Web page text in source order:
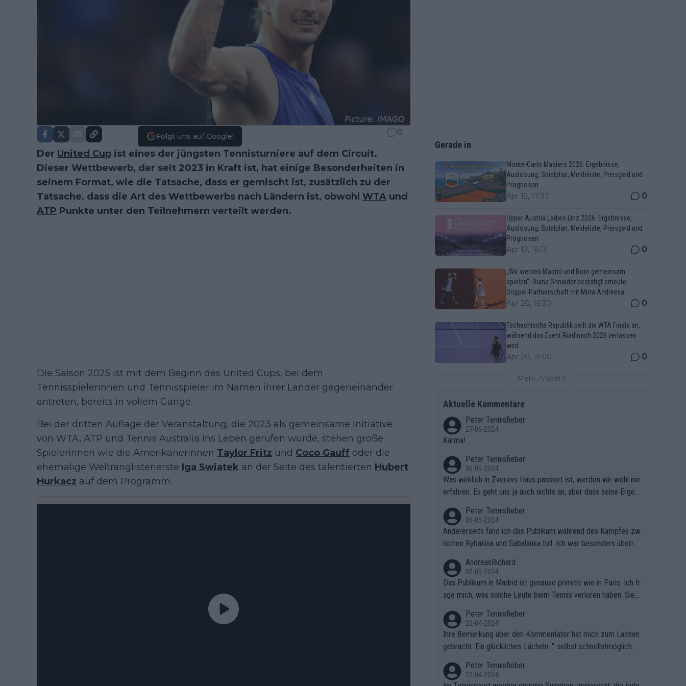
Folgt uns auf Google! 0
Der United Cup ist eines der jüngsten Tennisturniere auf dem Circuit.
Dieser Wettbewerb, der seit 2023 in Kraft ist, hat einige Besonderheiten in
seinem Format, wie die Tatsache, dass er gemischt ist, zusätzlich zu der
Tatsache, dass die Art des Wettbewerbs nach Ländern ist, obwohl WTA und
ATP Punkte unter den Teilnehmern verteilt werden.
Die Saison 2025 ist mit dem Beginn des United Cups, bei dem
Tennisspielerinnen und Tennisspieler im Namen ihrer Länder gegeneinander
antreten, bereits in vollem Gange.
Bei der dritten Auflage der Veranstaltung, die 2023 als gemeinsame Initiative
von WTA, ATP und Tennis Australia ins Leben gerufen wurde, stehen große
Spielerinnen wie die Amerikanerinnen Taylor Fritz und Coco Gauff oder die
ehemalige Weltranglistenerste Iga Swiatek an der Seite des talentierten Hubert
Hurkacz auf dem Programm.
Gerade in
Monte-Carlo Masters 2026: Ergebnisse,
Auslosung, Spielplan, Meldeliste, Preisgeld und
Prognosen
Apr 12, 17:37 0
Upper Austria Ladies Linz 2026: Ergebnisse,
Auslosung, Spielplan, Meldeliste, Preisgeld und
Prognosen
Apr 12, 16:13 0
„Wir werden Madrid und Rom gemeinsam
spielen“: Diana Shnaider bestätigt erneute
Doppel-Partnerschaft mit Mirra Andreeva
Apr 20, 16:30 0
Tschechische Republik peilt die WTA Finals an,
während das Event Riad nach 2026 verlassen
wird
Apr 20, 15:00 0
Mehr Artikel
Aktuelle Kommentare
Peter Tennisfieber
27-06-2024
Karma!
Peter Tennisfieber
06-05-2024
Was wirklich in Zverevs Haus passiert ist, werden wir wohl nie
erfahren. Es geht uns ja auch nichts an, aber dass seine Ergeb
Peter Tennisfieber
06-05-2024
Andererseits fand ich das Publikum während des Kampfes zw
ischen Rybakina und Sabalanka toll. Ich war besonders überras
AndreasRichard
02-05-2024
Das Publikum in Madrid ist genauso primitiv wie in Paris. Ich fr
age mich, was solche Leute beim Tennis verloren haben. Sie s
ben.
Peter Tennisfieber
22-04-2024
Ihre Bemerkung über den Kommentator hat mich zum Lachen
gebracht. Ein glückliches Lächeln. "..selbst schnellstmöglich na
Peter Tennisfieber
22-04-2024